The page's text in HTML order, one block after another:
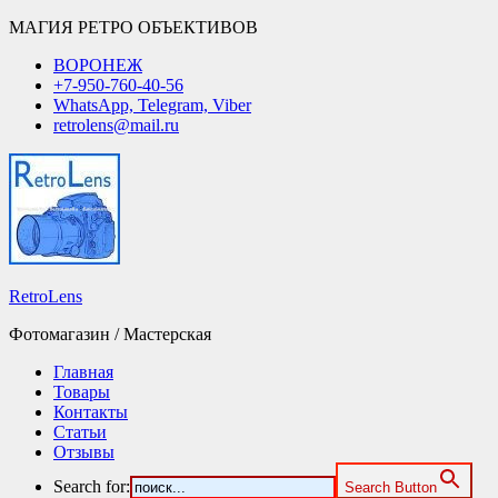
МАГИЯ РЕТРО ОБЪЕКТИВОВ
ВОРОНЕЖ
+7-950-760-40-56
WhatsApp, Telegram, Viber
retrolens@mail.ru
RetroLens
Фотомагазин / Мастерская
Главная
Товары
Контакты
Статьи
Отзывы
Search for:
Search Button